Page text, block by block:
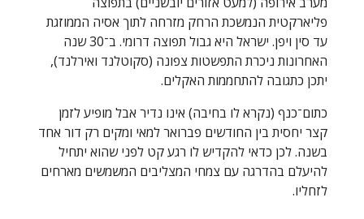
פליארקטית הנמשכת הרחק מזרחה לתוך אסיה הממוזגת
עד סין ויפן. ישראל היא גבול תפוצה דרומי. ב־30 שנה
האחרונות ניכרת התפשטות צפונה (סקוטלנד ואירלנד),
יתכן כתגובה להתחממות האקלים.
כתום־כנף (נקרא לו בחיבה) אינו נדיר אבל מופיע לזמן
קצר יחסית בין החודשים פברואר למאי ומקים רק דור אחד
בשנה. לכן כדאי להקדיש לו רגע קט לפני שהוא יתחיל
להיעלם בהדרגה עם צמחי המצליבים המשמשים מארחים
לזחליו.